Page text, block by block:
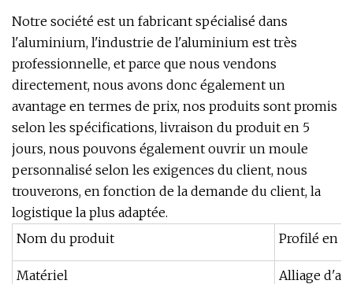
Notre société est un fabricant spécialisé dans
l'aluminium, l'industrie de l'aluminium est très
professionnelle, et parce que nous vendons
directement, nous avons donc également un
avantage en termes de prix, nos produits sont promis
selon les spécifications, livraison du produit en 5
jours, nous pouvons également ouvrir un moule
personnalisé selon les exigences du client, nous
trouverons, en fonction de la demande du client, la
logistique la plus adaptée.
Nom du produit
Profilé en
Matériel Alliage